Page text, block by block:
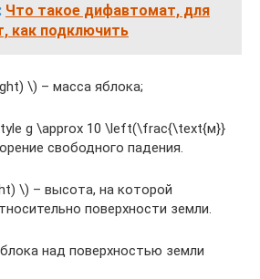
Что такое дифавтомат, для
как подключить
\) – масса яблока;
g \approx 10 \left(\frac{\text{м}}
свободного падения.
\) – высота, на которой
поверхности земли.
над поверхностью земли